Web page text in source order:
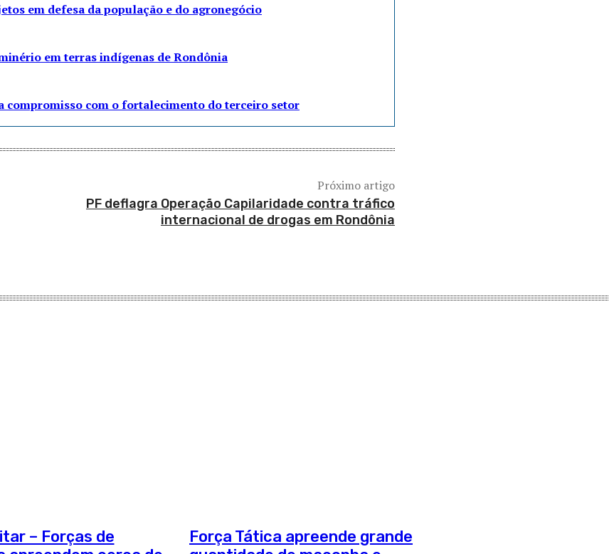
em defesa da população e do agronegócio
em terras indígenas de Rondônia
compromisso com o fortalecimento do terceiro setor
Próximo artigo
PF deflagra Operação Capilaridade contra tráfico
internacional de drogas em Rondônia
– Forças de
Força Tática apreende grande